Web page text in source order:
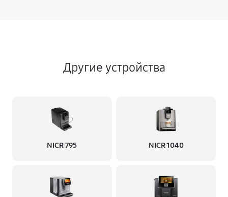
Другие устройства
NICR 795 NICR 1040